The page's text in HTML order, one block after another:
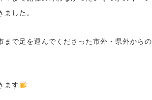
した。
まで足を運んでくださった市外・県外からの
ます